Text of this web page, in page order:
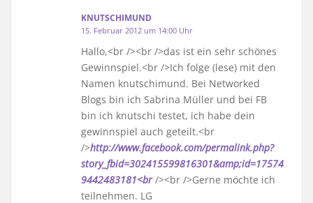
KNUTSCHIMUND
15. Februar 2012 um 14:00 Uhr
Hallo,<br /><br />das ist ein sehr schönes
Gewinnspiel.<br />Ich folge (lese) mit den
Namen knutschimund. Bei Networked
Blogs bin ich Sabrina Müller und bei FB
bin ich knutschi testet, ich habe dein
gewinnspiel auch geteilt.<br
/>http://www.facebook.com/permalink.php?
story_fbid=302415599816301&amp;id=17574
9442483181<br/><br />Gerne möchte ich
teilnehmen. LG